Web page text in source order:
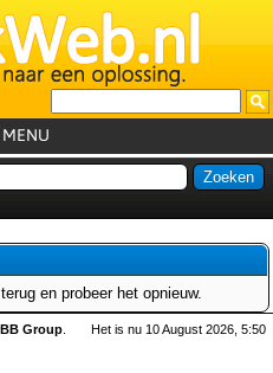
MENU
*
en probeer het opnieuw.
Het is nu 10 August 2026, 5:50
Group